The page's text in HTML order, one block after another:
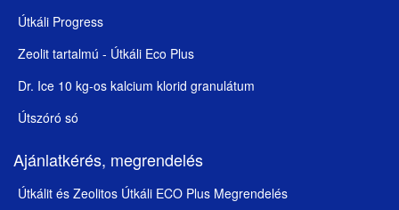
Útkáli Progress
Zeolit tartalmú - Útkáli Eco Plus
Dr. Ice 10 kg-os kalcium klorid granulátum
Útszóró só
Ajánlatkérés, megrendelés
Útkálit és Zeolitos Útkáli ECO Plus Megrendelés